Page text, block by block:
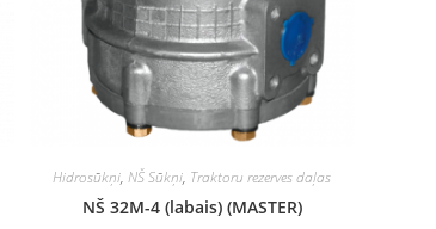
Hidrosūkņi,NŠ Sūkņi, Traktoru rezerves daļas
NŠ 32M-4 (labais) (MASTER)